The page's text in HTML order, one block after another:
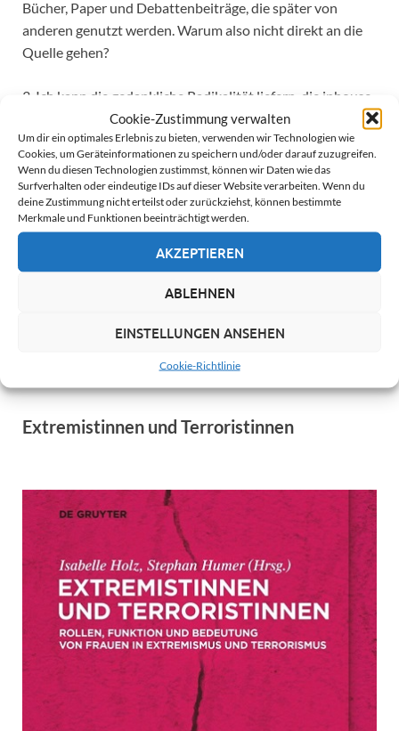
Cookie-Zustimmung verwalten
Um dir ein optimales Erlebnis zu bieten, verwenden wir Technologien wie
Cookies, um Geräteinformationen zu speichern und/oder darauf zuzugreifen.
Wenn du diesen Technologien zustimmst, können wir Daten wie das
Surfverhalten oder eindeutige IDs auf dieser Website verarbeiten. Wenn du
deine Zustimmung nicht erteilst oder zurückziehst, können bestimmte
Merkmale und Funktionen beeinträchtigt werden.
AKZEPTIEREN
ABLEHNEN
EINSTELLUNGEN ANSEHEN
Cookie-Richtlinie
Bücher, Paper und Debattenbeiträge, die später von
anderen genutzt werden. Warum also nicht direkt an die
Quelle gehen?
3. Ich kann die gedankliche Radikalität liefern, die inhouse
oft fehlt. Warum? Weil ich nur dem Projekt verpflichtet
bin – nicht dem Vorstand, den Inhabern oder den
Geldgebern. Ich urteile hart, aber fair. Immer.
Wenn Sie in einem Projekt gerade „zu viele Meinungen, zu
wenig Evidenz“ erleben: Schreiben Sie mir. Ich sage Ihnen
schnell und direkt, ob und wie ich helfen kann. Ich bin
offen für Austausch mit Herstellern, Integratoren,
Behörden und Forschungsteams – besonders dort, wo
zusammengebracht werden müssen.
Extremistinnen und Terroristinnen